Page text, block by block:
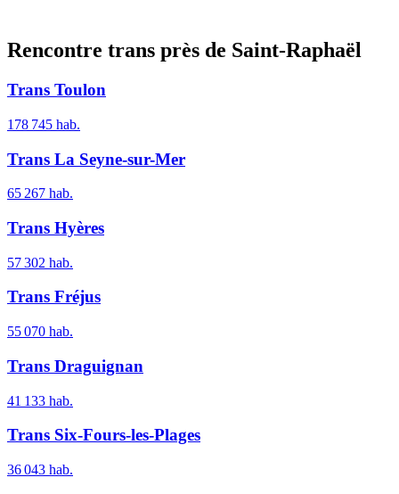
Rencontre trans près de Saint-Raphaël
Trans Toulon
178 745 hab.
Trans La Seyne-sur-Mer
65 267 hab.
Trans Hyères
57 302 hab.
Trans Fréjus
55 070 hab.
Trans Draguignan
41 133 hab.
Trans Six-Fours-les-Plages
36 043 hab.